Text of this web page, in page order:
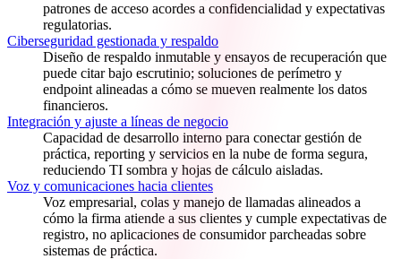
patrones de acceso acordes a confidencialidad y expectativas
regulatorias.
Ciberseguridad gestionada y respaldo
Diseño de respaldo inmutable y ensayos de recuperación que
puede citar bajo escrutinio; soluciones de perímetro y
endpoint alineadas a cómo se mueven realmente los datos
financieros.
Integración y ajuste a líneas de negocio
Capacidad de desarrollo interno para conectar gestión de
práctica, reporting y servicios en la nube de forma segura,
reduciendo TI sombra y hojas de cálculo aisladas.
Voz y comunicaciones hacia clientes
Voz empresarial, colas y manejo de llamadas alineados a
cómo la firma atiende a sus clientes y cumple expectativas de
registro, no aplicaciones de consumidor parcheadas sobre
sistemas de práctica.